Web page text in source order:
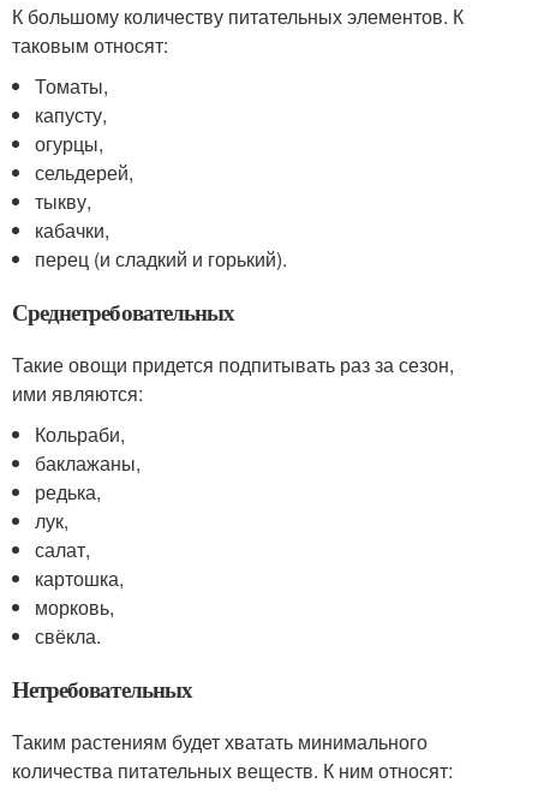
К большому количеству питательных элементов. К
таковым относят:
Томаты,
капусту,
огурцы,
сельдерей,
тыкву,
кабачки,
перец (и сладкий и горький).
Среднетребовательных
Такие овощи придется подпитывать раз за сезон,
ими являются:
Кольраби,
баклажаны,
редька,
лук,
салат,
картошка,
морковь,
свёкла.
Нетребовательных
Таким растениям будет хватать минимального
количества питательных веществ. К ним относят: